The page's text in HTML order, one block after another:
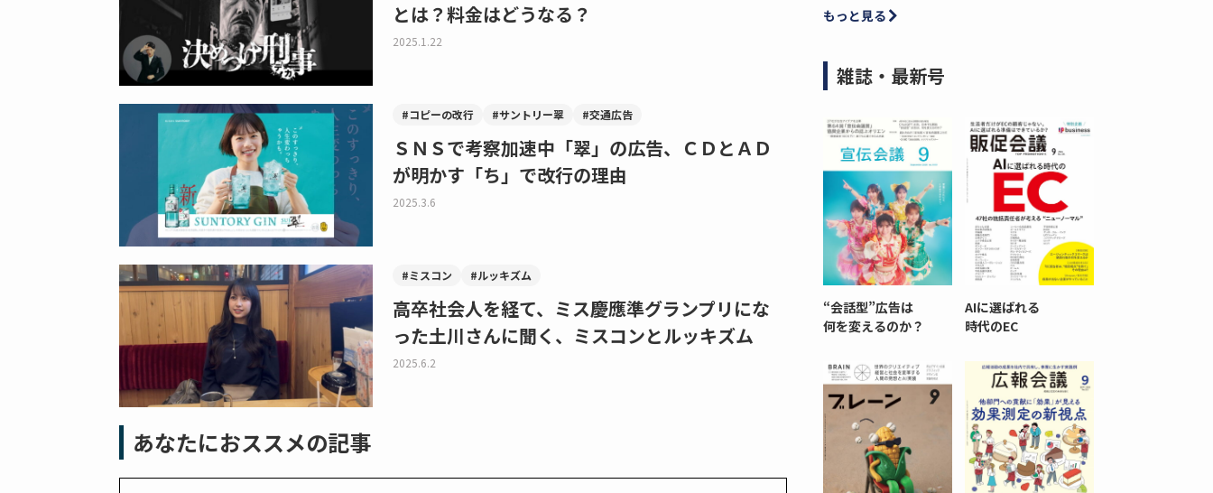
とは？料金はどうなる？
2025.1.22
#コピーの改行 #サントリー翠 #交通広告
ＳＮＳで考察加速中「翠」の広告、ＣＤとＡＤ
が明かす「ち」で改行の理由
2025.3.6
#ミスコン #ルッキズム
高卒社会人を経て、ミス慶應準グランプリにな
った土川さんに聞く、ミスコンとルッキズム
2025.6.2
あなたにおススメの記事
もっと見る
雑誌・最新号
“会話型”広告は
何を変えるのか？
AIに選ばれる
時代のEC